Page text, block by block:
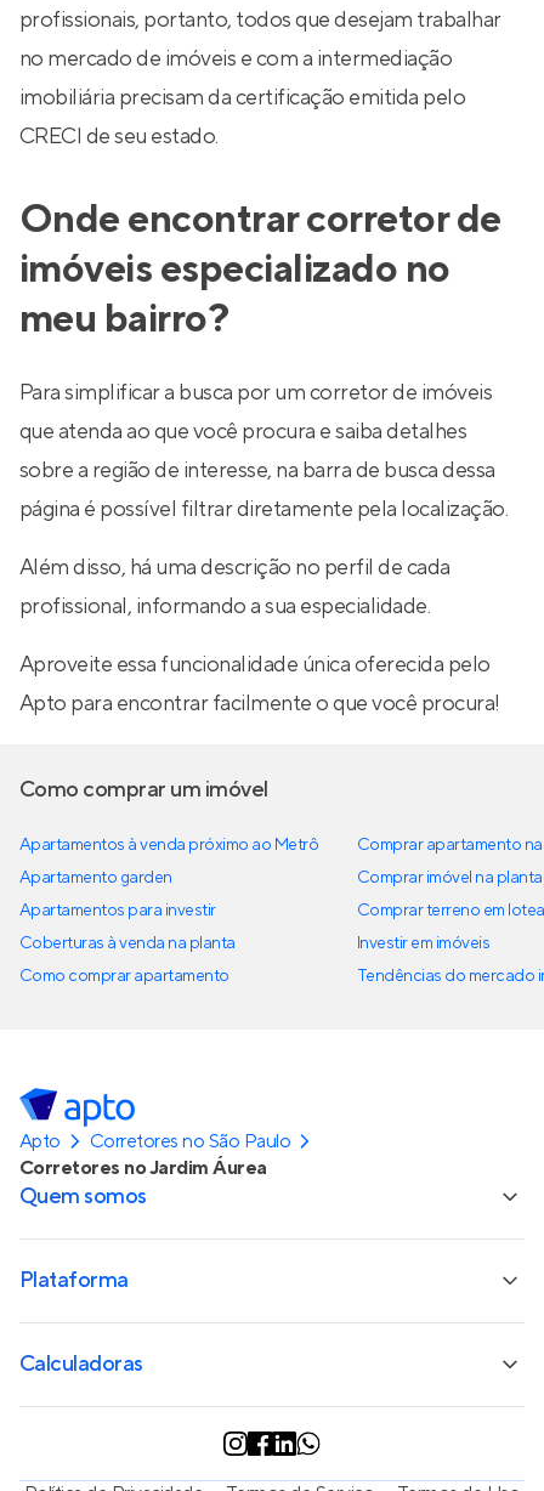
profissionais, portanto, todos que desejam trabalhar
no mercado de imóveis e com a intermediação
imobiliária precisam da certificação emitida pelo
CRECI de seu estado.
Onde encontrar corretor de
imóveis especializado no
meu bairro?
Para simplificar a busca por um corretor de imóveis
que atenda ao que você procura e saiba detalhes
sobre a região de interesse, na barra de busca dessa
página é possível filtrar diretamente pela localização.
Além disso, há uma descrição no perfil de cada
profissional, informando a sua especialidade.
Aproveite essa funcionalidade única oferecida pelo
Apto para encontrar facilmente o que você procura!
Como comprar um imóvel
Apartamentos à venda próximo ao Metrô
Apartamento garden
Apartamentos para investir
Coberturas à venda na planta
Como comprar apartamento
Comprar apartamento
Comprar imóvel na planta
Comprar terreno em
Investir em imóveis
Tendências do mercado
Apto
Corretores no São Paulo
Corretores no Jardim Áurea
Quem somos
Plataforma
Calculadoras